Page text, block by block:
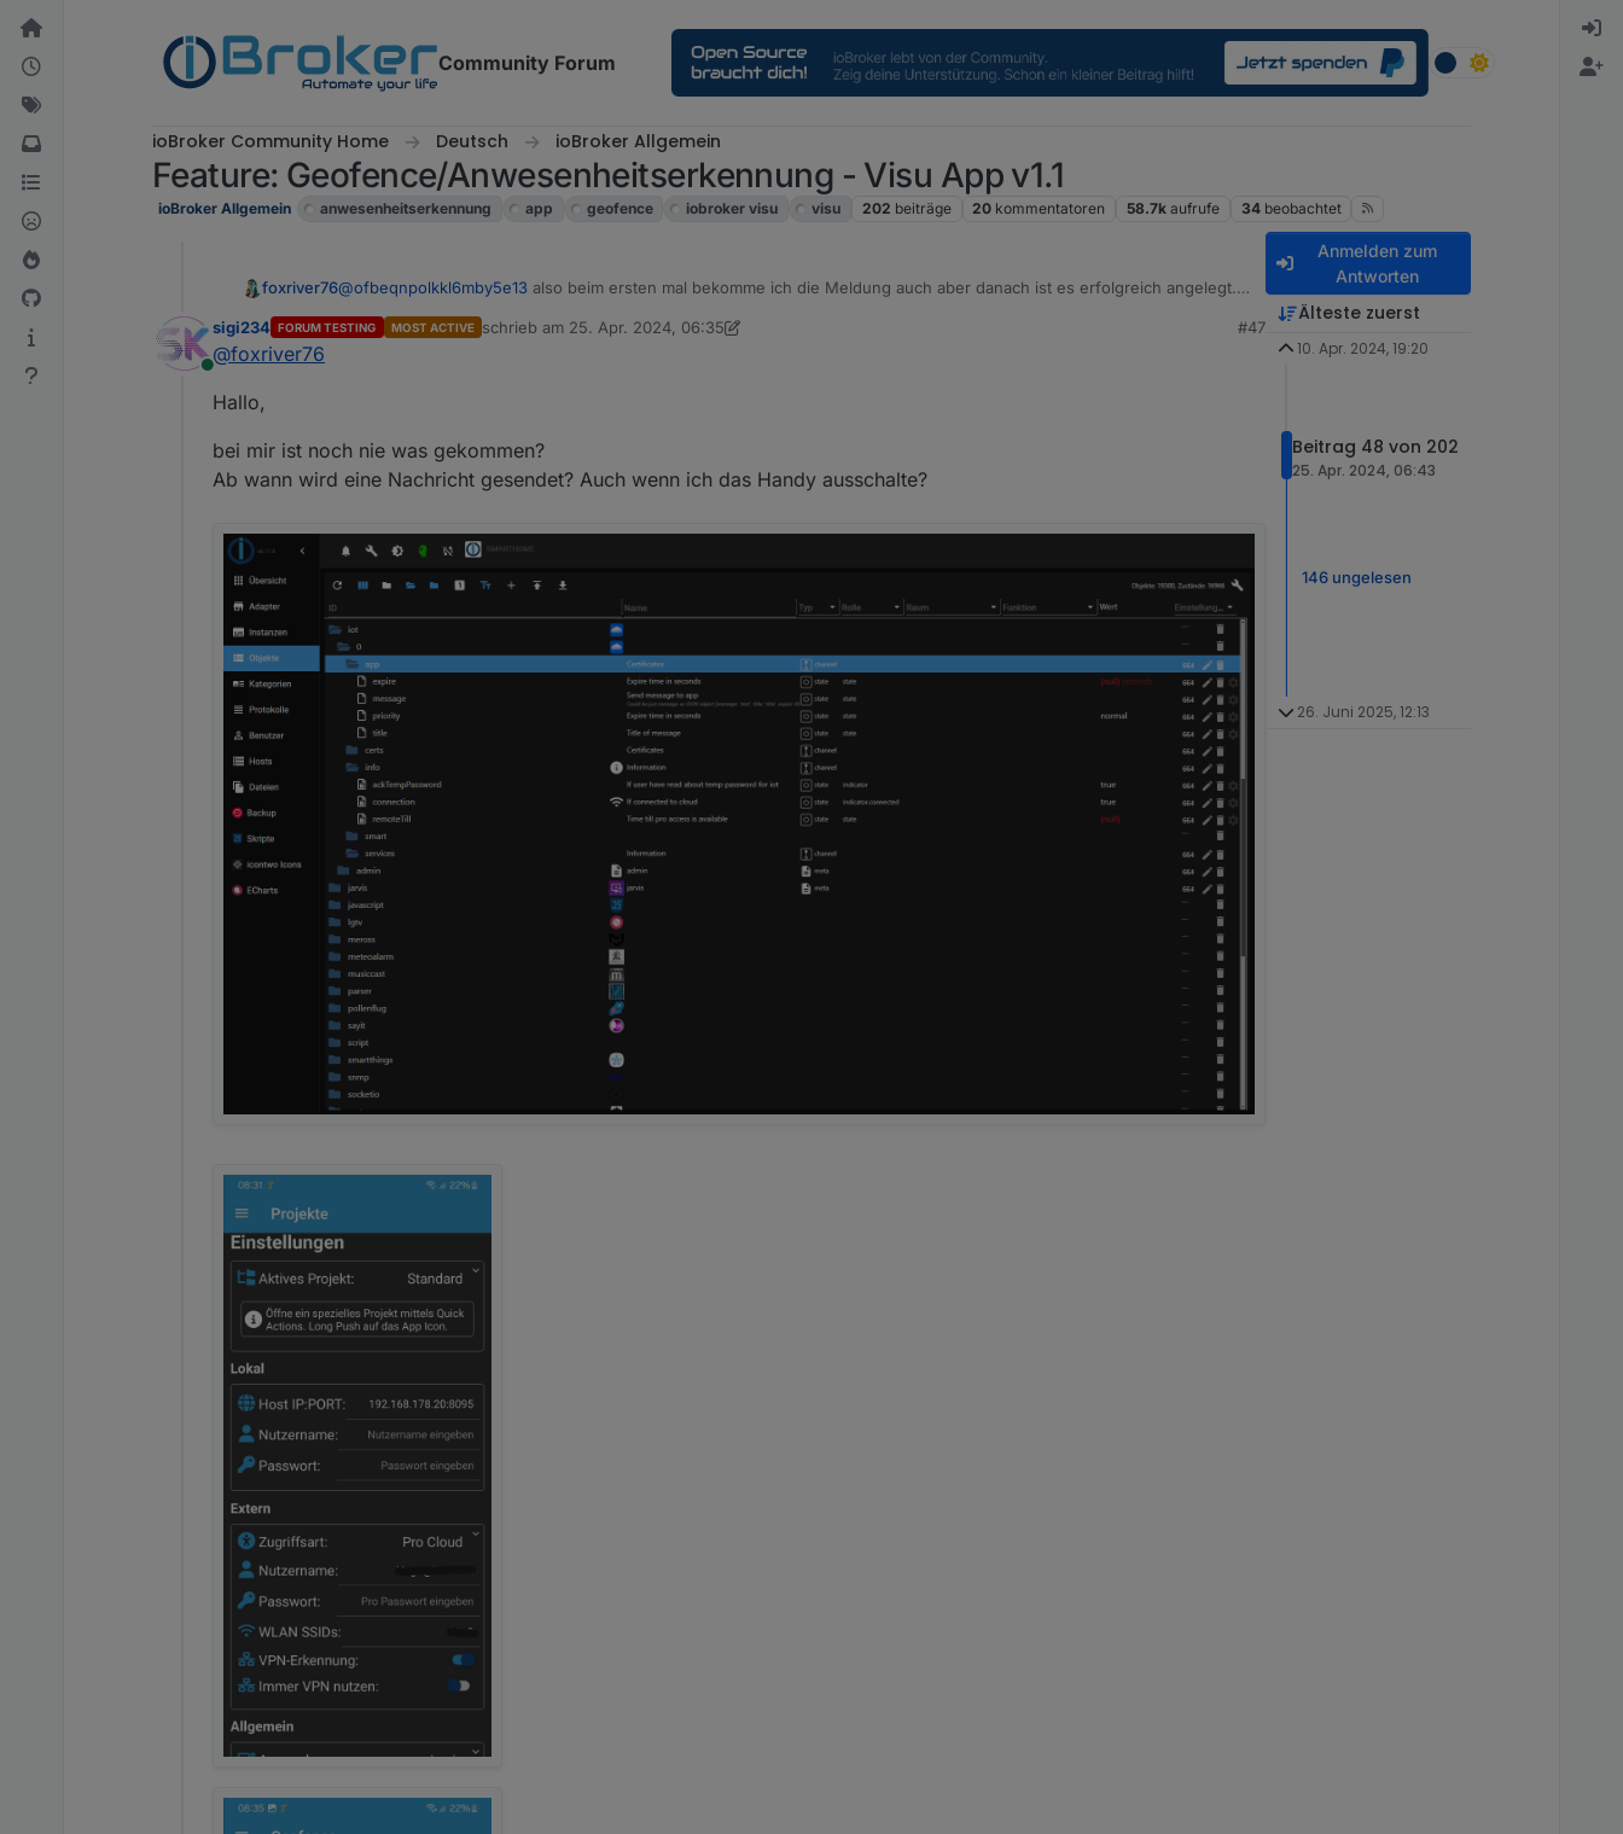
Weiter zum Inhalt
Community Forum
ioBroker Community Home Deutsch ioBroker Allgemein
Feature: Geofence/Anwesenheitserkennung - Visu App v1.1
ioBroker Allgemein anwesenheitserkennung app geofence iobroker visu visu 202 beiträge 20 kommentatoren 58.7k aufrufe 34 beobachtet
foxriver76@ofbeqnpolkkl6mby5e13 also beim ersten mal bekomme ich die Meldung auch aber danach ist es erfolgreich angelegt.
Online
sigi234 FORUM TESTING MOST ACTIVE schrieb am 25. Apr. 2024, 06:35
zuletzt editiert von sigi234
#47
@foxriver76
Hallo,
bei mir ist noch nie was gekommen?
Ab wann wird eine Nachricht gesendet? Auch wenn ich das Handy ausschalte?
Anmelden zum
Antworten
Älteste zuerst
10. Apr. 2024, 19:20
Beitrag 48 von 202
25. Apr. 2024, 06:43
146 ungelesen
26. Juni 2025, 12:13